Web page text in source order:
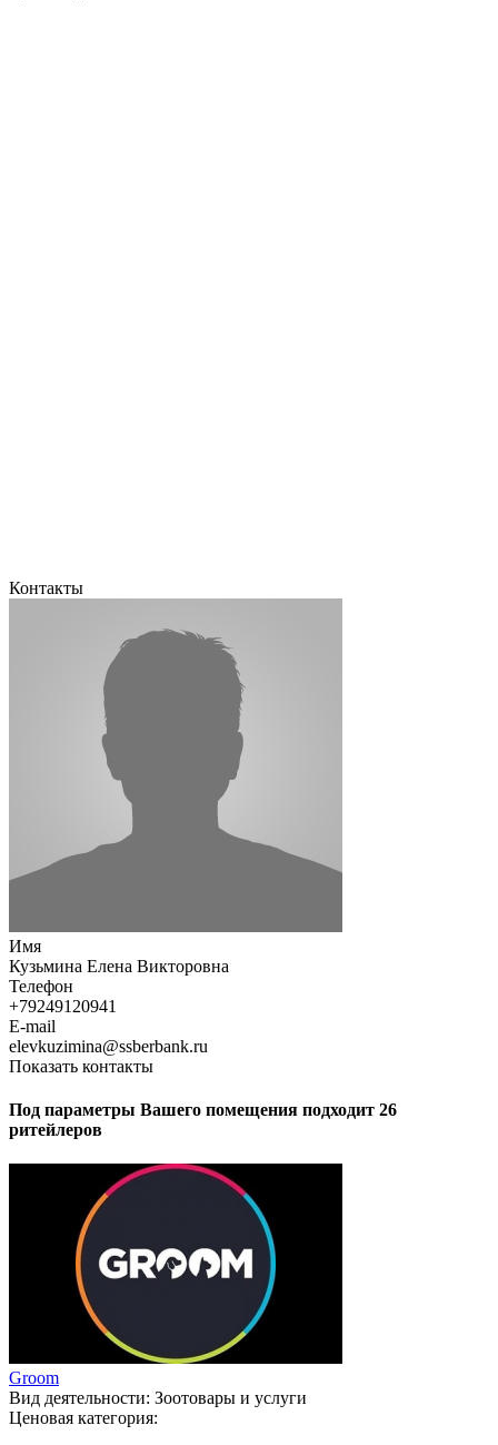
Контакты
Имя
Кузьмина Елена Викторовна
Телефон
+79249120941
E-mail
elevkuzimina@ssberbank.ru
Показать контакты
Под параметры Вашего помещения подходит 26
ритейлеров
Groom
Вид деятельности: Зоотовары и услуги
Ценовая категория: